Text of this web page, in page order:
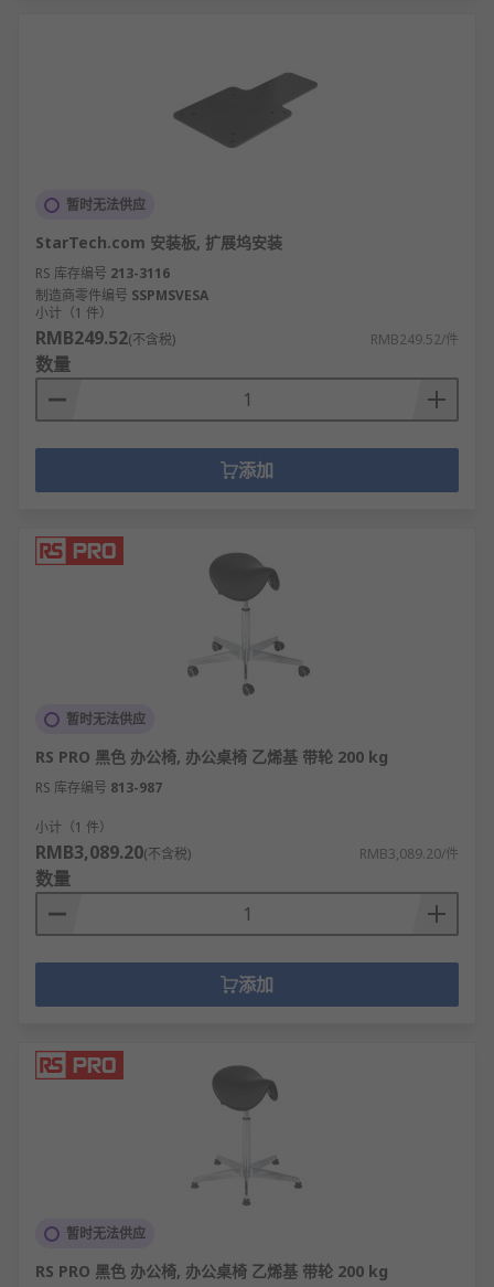
暂时无法供应
StarTech.com 安装板, 扩展坞安装
RS 库存编号 213-3116
制造商零件编号 SSPMSVESA
小计（1 件）
RMB249.52(不含税) RMB249.52/件
数量
添加
暂时无法供应
RS PRO 黑色 办公椅, 办公桌椅 乙烯基 带轮 200 kg
RS 库存编号 813-987
小计（1 件）
RMB3,089.20(不含税) RMB3,089.20/件
数量
添加
暂时无法供应
RS PRO 黑色 办公椅, 办公桌椅 乙烯基 带轮 200 kg